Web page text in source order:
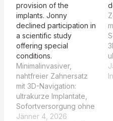
provision of the
implants. Jonny
declined participation in
a scientific study
offering special
conditions.
Minimalinvasiver,
nahtfreier Zahnersatz
mit 3D-Navigation:
ultrakurze Implantate,
Sofortversorgung ohne
Knochenaufbau. So
Jänner 4, 2026